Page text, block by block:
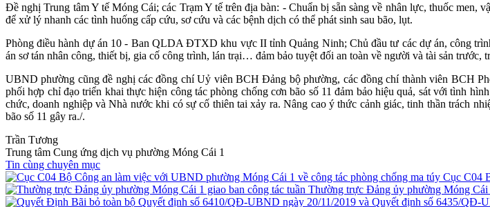
Đề nghị Trung tâm Y tế Móng Cái; các Trạm Y tế trên địa bàn: - Chuẩn bị sẵn sàng về nhân lực, thuốc
để xử lý nhanh các tình huống cấp cứu, sơ cứu và các bệnh dịch có thể phát sinh sau bão, lụt.
Phòng điều hành dự án 10 - Ban QLDA ĐTXD khu vực II tỉnh Quảng Ninh; Chủ đầu tư các dự án, công
án sơ tán nhân công, thiết bị, gia cố công trình, lán trại… đảm bảo tuyệt đối an toàn về người và tài sản trước,
UBND phường cũng đề nghị các đồng chí Uỷ viên BCH Đảng bộ phường, các đồng chí thành viên BCH
phối hợp chỉ đạo triển khai thực hiện công tác phòng chống cơn bão số 11 đảm bảo hiệu quả, sát với tình
chức, doanh nghiệp và Nhà nước khi có sự cố thiên tai xảy ra. Nâng cao ý thức cảnh giác, tinh thần trách
bão số 11 gây ra./.
Trần Tương
Trung tâm Cung ứng dịch vụ phường Móng Cái 1
Tin cùng chuyên mục
Cục C04
Thường trực Đảng ủy phường Móng Cái